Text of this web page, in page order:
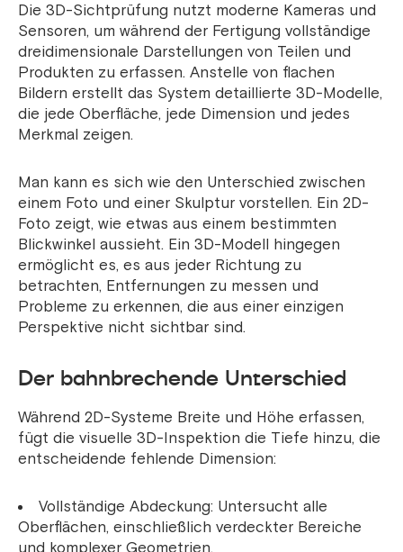
Die 3D-Sichtprüfung nutzt moderne Kameras und
Sensoren, um während der Fertigung vollständige
dreidimensionale Darstellungen von Teilen und
Produkten zu erfassen. Anstelle von flachen
Bildern erstellt das System detaillierte 3D-Modelle,
die jede Oberfläche, jede Dimension und jedes
Merkmal zeigen.
Man kann es sich wie den Unterschied zwischen
einem Foto und einer Skulptur vorstellen. Ein 2D-
Foto zeigt, wie etwas aus einem bestimmten
Blickwinkel aussieht. Ein 3D-Modell hingegen
ermöglicht es, es aus jeder Richtung zu
betrachten, Entfernungen zu messen und
Probleme zu erkennen, die aus einer einzigen
Perspektive nicht sichtbar sind.
Der bahnbrechende Unterschied
Während 2D-Systeme Breite und Höhe erfassen,
fügt die visuelle 3D-Inspektion die Tiefe hinzu, die
entscheidende fehlende Dimension:
Vollständige Abdeckung: Untersucht alle
Oberflächen, einschließlich verdeckter Bereiche
und komplexer Geometrien.